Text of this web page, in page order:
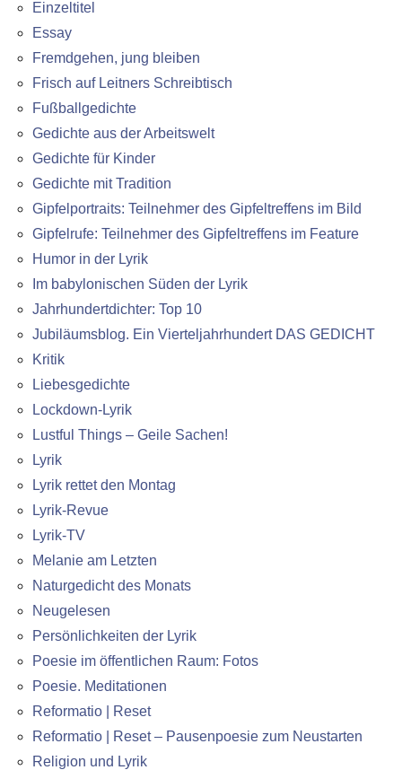
Einzeltitel
Essay
Fremdgehen, jung bleiben
Frisch auf Leitners Schreibtisch
Fußballgedichte
Gedichte aus der Arbeitswelt
Gedichte für Kinder
Gedichte mit Tradition
Gipfelportraits: Teilnehmer des Gipfeltreffens im Bild
Gipfelrufe: Teilnehmer des Gipfeltreffens im Feature
Humor in der Lyrik
Im babylonischen Süden der Lyrik
Jahrhundertdichter: Top 10
Jubiläumsblog. Ein Vierteljahrhundert DAS GEDICHT
Kritik
Liebesgedichte
Lockdown-Lyrik
Lustful Things – Geile Sachen!
Lyrik
Lyrik rettet den Montag
Lyrik-Revue
Lyrik-TV
Melanie am Letzten
Naturgedicht des Monats
Neugelesen
Persönlichkeiten der Lyrik
Poesie im öffentlichen Raum: Fotos
Poesie. Meditationen
Reformatio | Reset
Reformatio | Reset – Pausenpoesie zum Neustarten
Religion und Lyrik